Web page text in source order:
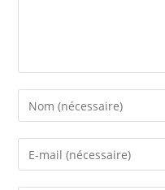
Enter
your
name
Enter
your